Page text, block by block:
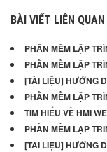
BÀI VIẾT LIÊN QUAN
PHẦN MỀM LẬP
PHẦN MỀM LẬP
[TÀI LIỆU] HƯỚNG
PHẦN MỀM LẬP
TÌM HIỂU VỀ HMI
PHẦN MỀM LẬP
[TÀI LIỆU] HƯỚNG